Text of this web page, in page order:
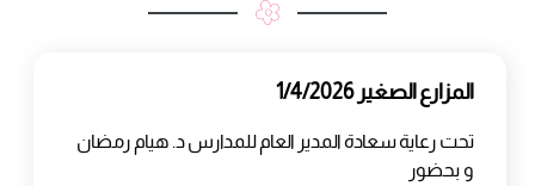
المزارع الصغير 1/4/2026
تحت رعاية سعادة المدير العام للمدارس د. هيام رمضان
و بحضور